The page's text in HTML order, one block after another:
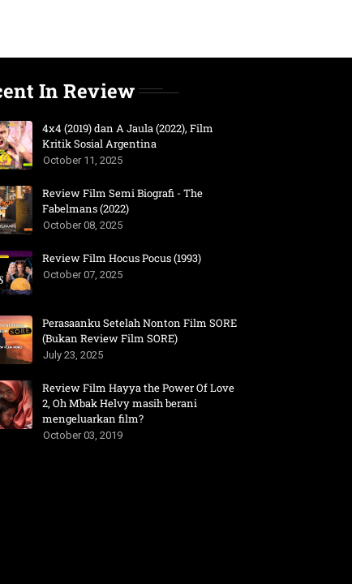
In Review
4x4 (2019) dan A Jaula (2022), Film
Kritik Sosial Argentina
October 11, 2025
Review Film Semi Biografi - The
Fabelmans (2022)
October 08, 2025
Review Film Hocus Pocus (1993)
October 07, 2025
Perasaanku Setelah Nonton Film SORE
(Bukan Review Film SORE)
July 23, 2025
Review Film Hayya the Power Of Love
2, Oh Mbak Helvy masih berani
mengeluarkan film?
October 03, 2019